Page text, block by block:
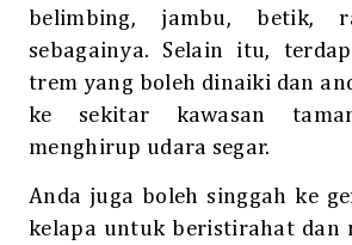
belimbing, jambu, betik,
sebagainya. Selain itu,
trem yang boleh dinaiki dan
ke sekitar kawasan
menghirup udara segar.
Anda juga boleh singgah ke
kelapa untuk beristirahat dan